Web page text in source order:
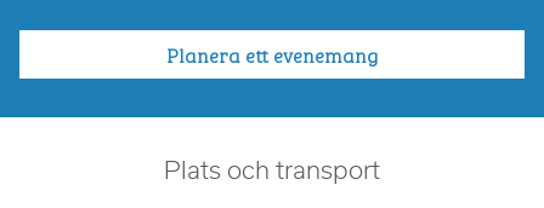
Planera ett evenemang
Plats och transport